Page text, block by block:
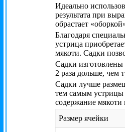
Идеально
результата при
обрастает
Благодаря
устрица
мякоти. Садки
Садки
2 раза дольше, чем
Садки лучше
тем самым устрицы
содержание
Размер ячейки